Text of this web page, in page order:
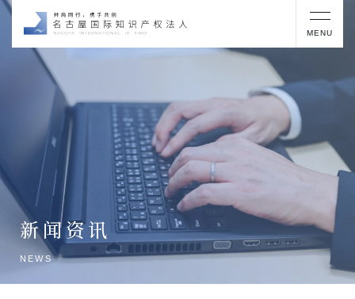
MENU
新闻资讯
NEWS